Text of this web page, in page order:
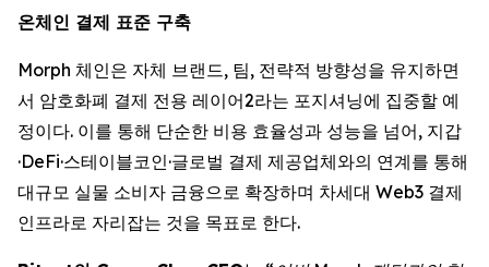
온체인 결제 표준 구축
Morph 체인은 자체 브랜드, 팀, 전략적 방향성을 유지하면
서 암호화폐 결제 전용 레이어2라는 포지셔닝에 집중할 예
정이다. 이를 통해 단순한 비용 효율성과 성능을 넘어, 지갑
·DeFi·스테이블코인·글로벌 결제 제공업체와의 연계를 통해
대규모 실물 소비자 금융으로 확장하며 차세대 Web3 결제
인프라로 자리잡는 것을 목표로 한다.